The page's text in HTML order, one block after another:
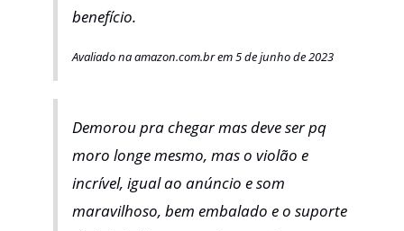
benefício.
Avaliado na amazon.com.br em 5 de junho de 2023
Demorou pra chegar mas deve ser pq
moro longe mesmo, mas o violão e
incrível, igual ao anúncio e som
maravilhoso, bem embalado e o suporte